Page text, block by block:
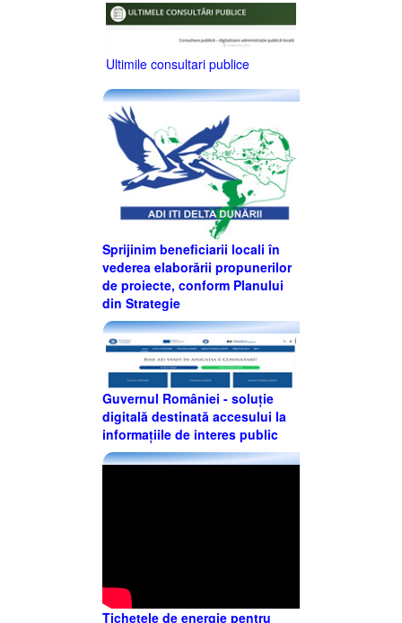
Ultimile consultari publice
Sprijinim beneficiarii locali în
vederea elaborării propunerilor
de proiecte, conform Planului
din Strategie
Guvernul României - soluție
digitală destinată accesului la
informațiile de interes public
Tichetele de energie pentru